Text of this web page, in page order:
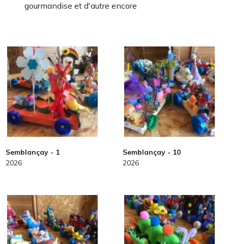
gourmandise et d'autre encore
Semblançay - 1
2026
Semblançay - 10
2026